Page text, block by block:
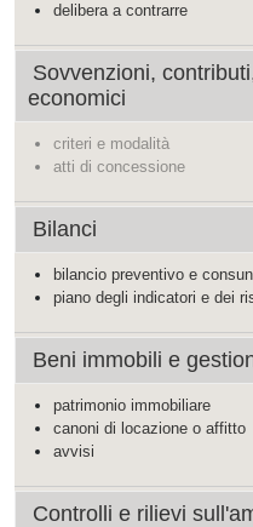
delibera a contrarre
Sovvenzioni,
economici
criteri e modalità
atti di concessione
Bilanci
bilancio preventivo e
piano degli indicatori e dei
Beni immobili e
patrimonio immobiliare
canoni di locazione o affitto
avvisi
Controlli e rilievi